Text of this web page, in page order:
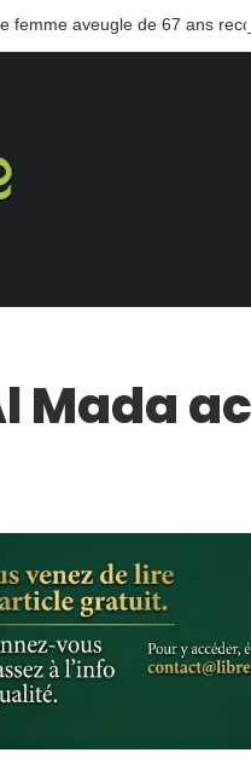
femme aveugle de 67 ans
Mada